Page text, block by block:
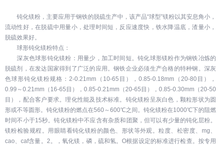
钝化镁粉，主要应用于钢铁的脱硫生产中，该产品“球型”镁粉以其安息角小，
流动性好，在脱硫中用量小，处理时间短，反应速度快，铁水降温底，渣量小，
脱硫效果好。
球形钝化镁粉特点：
深灰色球形钝化镁粉：用量少，加工时间短。钝化球形镁粉作为钢铁冶炼的
脱硫剂，在发达国家得到了广泛的应用。钢铁企业必须生产合格的特种钢。深灰
色球形钝化镁粉规格：2-0.21mm（10-65目），0.85-0.18mm（20-80目），
0.99～0.21mm（16-65目），0.85-0.21mm（20-65目），0.85-0.30mm（20-50
目），配合客户要求。理化性能及技术标准。钝化镁粉呈灰白色，颗粒形状为圆
形或不等圆形。钝化镁粉的燃点在560～600℃之间。钝化镁粉在1000℃下的阻燃
时间不小于15秒。钝化镁粉中不应含有杂质和团聚，但可以有少量的钝化层粉。
镁粉检验规程。用眼睛看钝化镁粉的颜色、形状等外观。粒度、松密度、mg、
cao、caf含量。2。，氧化镁，磷，硫和氢。O根据设定的标准进行检查。按专用